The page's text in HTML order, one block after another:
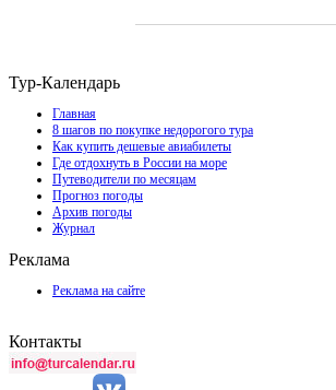
Тур-Календарь
Главная
8 шагов по покупке недорогого тура
Как купить дешевые авиабилеты
Где отдохнуть в России на море
Путеводители по месяцам
Прогноз погоды
Архив погоды
Журнал
Реклама
Реклама на сайте
Контакты